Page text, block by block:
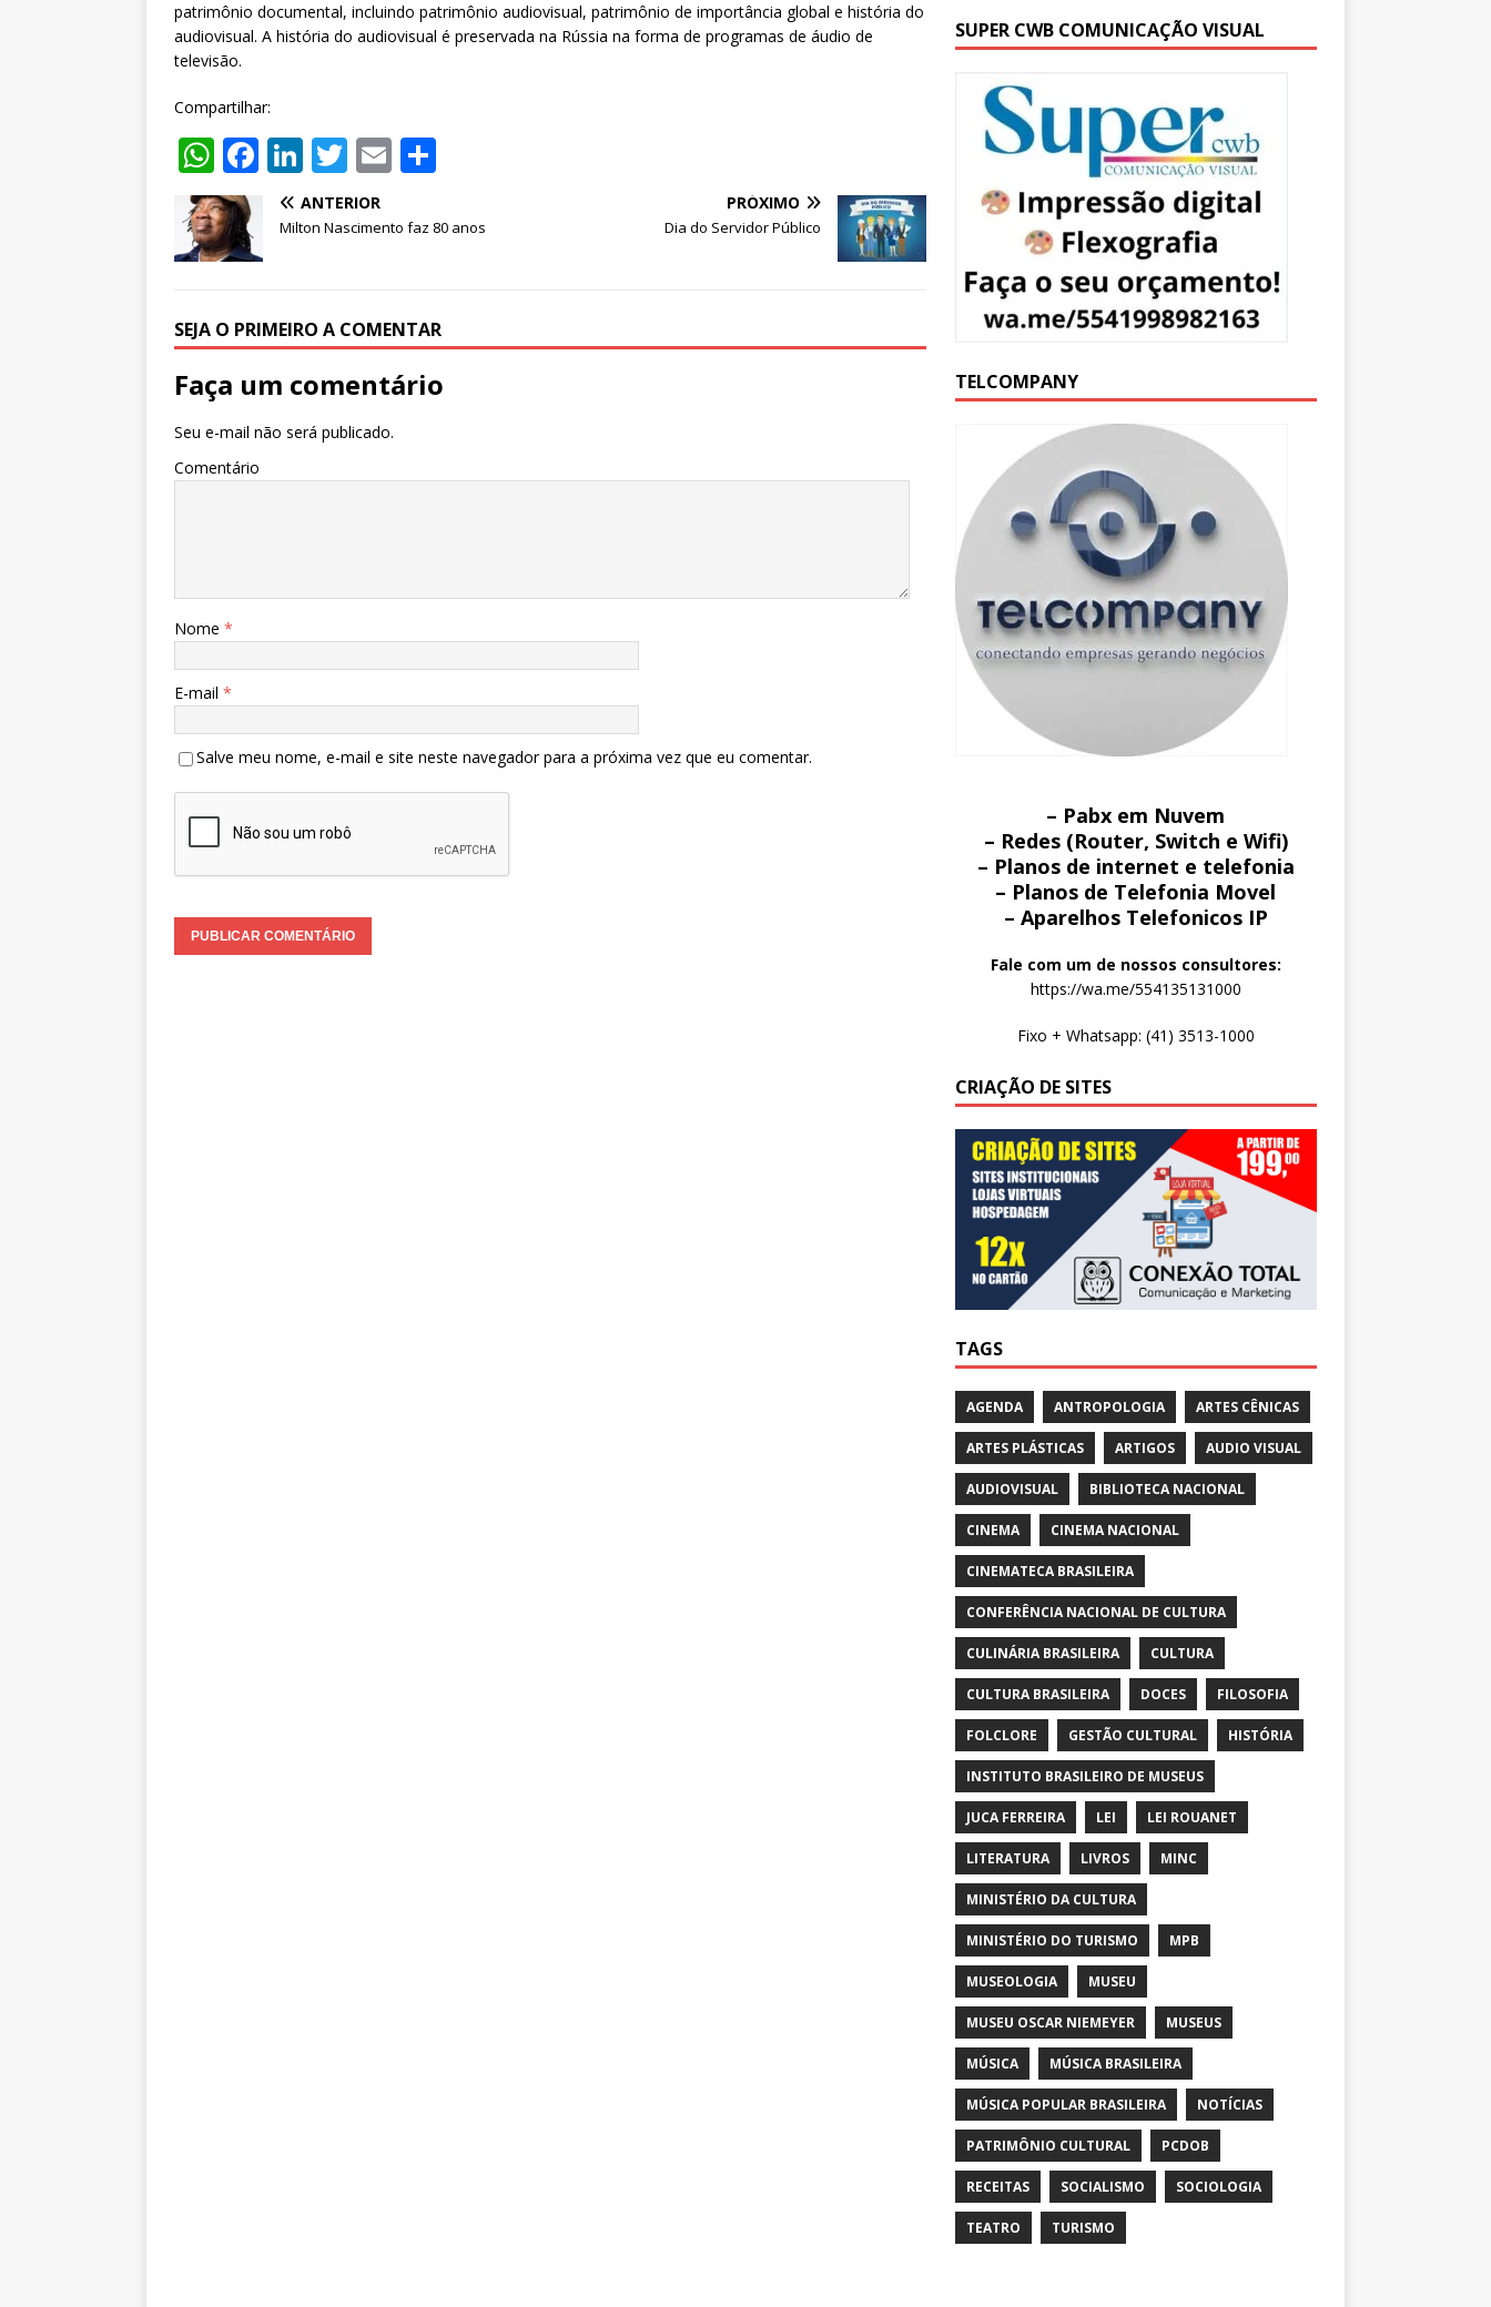
patrimônio documental, incluindo patrimônio audiovisual, patrimônio de importância global e história do
audiovisual. A história do audiovisual é preservada na Rússia na forma de programas de áudio de
televisão.
Compartilhar:
W
h
at
s
p
p
F
e
o
o
k
Li
n
k
n
T
w
it
E
ai ar
ANTERIOR
Milton Nascimento faz 80 anos
PRÓXIMO
Dia do Servidor Público
SEJA O PRIMEIRO A COMENTAR
Faça um comentário
Seu e-mail não será publicado.
Comentário
Nome *
E-mail *
Salve meu nome, e-mail e site neste navegador para a próxima vez que eu comentar.
SUPER CWB COMUNICAÇÃO VISUAL
TELCOMPANY
– Pabx em Nuvem
– Redes (Router, Switch e Wifi)
– Planos de internet e telefonia
– Planos de Telefonia Movel
– Aparelhos Telefonicos IP
Fale com um de nossos consultores:
https://wa.me/554135131000
Fixo + Whatsapp: (41) 3513-1000
CRIAÇÃO DE SITES
TAGS
AGENDA ANTROPOLOGIA ARTES CÊNICAS
ARTES PLÁSTICAS ARTIGOS AUDIO VISUAL
AUDIOVISUAL BIBLIOTECA NACIONAL
CINEMA CINEMA NACIONAL
CINEMATECA BRASILEIRA
CONFERÊNCIA NACIONAL DE CULTURA
CULINÁRIA BRASILEIRA CULTURA
CULTURA BRASILEIRA DOCES FILOSOFIA
FOLCLORE GESTÃO CULTURAL HISTÓRIA
INSTITUTO BRASILEIRO DE MUSEUS
JUCA FERREIRA LEI LEI ROUANET
LITERATURA LIVROS MINC
MINISTÉRIO DA CULTURA
MINISTÉRIO DO TURISMO MPB
MUSEOLOGIA MUSEU
MUSEU OSCAR NIEMEYER MUSEUS
MÚSICA MÚSICA BRASILEIRA
MÚSICA POPULAR BRASILEIRA NOTÍCIAS
PATRIMÔNIO CULTURAL PCDOB
RECEITAS SOCIALISMO SOCIOLOGIA
TEATRO TURISMO